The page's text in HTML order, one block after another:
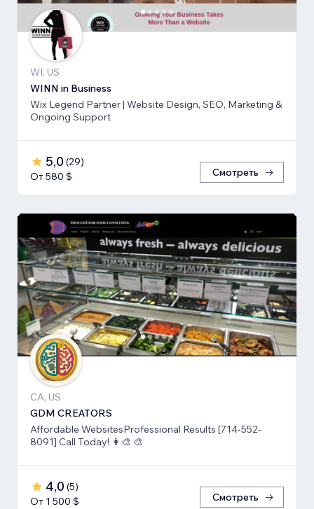
WI, US
WINN in Business
Wix Legend Partner | Website Design, SEO, Marketing &
Ongoing Support
5,0 (29)
От 580 $
Смотреть
CA, US
GDM CREATORS
Affordable WebsitesProfessional Results [714-552-
8091] Call Today! 👩‍🎨 🎨
4,0 (5)
От 1 500 $
Смотреть